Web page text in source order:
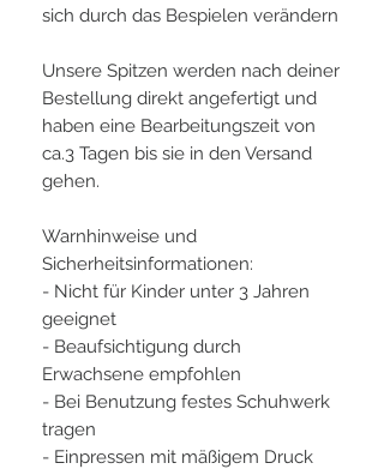
sich durch das Bespielen verändern
Unsere Spitzen werden nach deiner
Bestellung direkt angefertigt und
haben eine Bearbeitungszeit von
ca.3 Tagen bis sie in den Versand
gehen.
Warnhinweise und
Sicherheitsinformationen:
- Nicht für Kinder unter 3 Jahren
geeignet
- Beaufsichtigung durch
Erwachsene empfohlen
- Bei Benutzung festes Schuhwerk
tragen
- Einpressen mit mäßigem Druck